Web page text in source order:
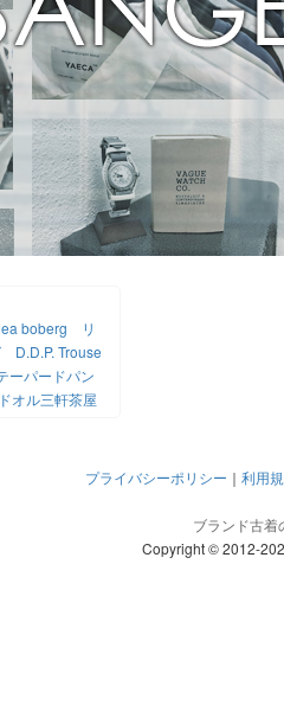
lea boberg リ
D.D.P. Trouse
パードパン
オル三軒茶屋
プライバシーポリシー ｜ 利用
ブランド古
Copyright © 2012-